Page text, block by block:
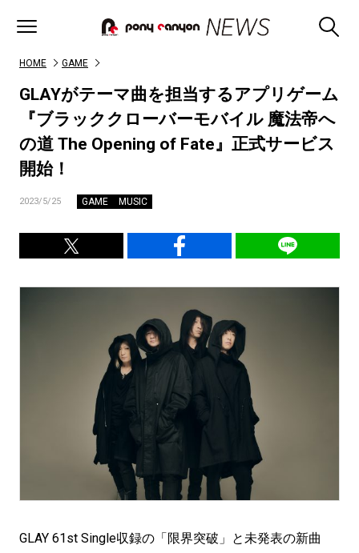
HOME GAME
GLAYがテーマ曲を担当するアプリゲーム
『ブラッククローバーモバイル 魔法帝へ
の道 The Opening of Fate』正式サービス
開始！
2023/5/25 GAME MUSIC
GLAY 61st Single収録の「限界突破」と未発表の新曲